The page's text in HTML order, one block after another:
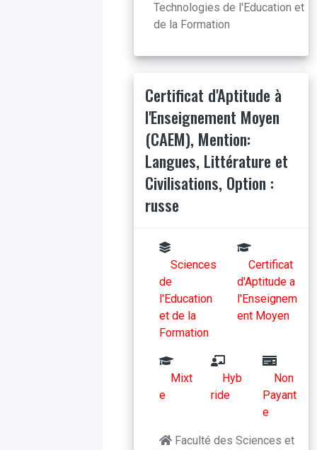
Technologies de l'Education et
de la Formation
Certificat d'Aptitude à
l'Enseignement Moyen
(CAEM), Mention:
Langues, Littérature et
Civilisations, Option :
russe
Sciences
de
l'Education
et de la
Formation
Certificat
d'Aptitude a
l'Enseignem
ent Moyen
Mixt
e
Hyb
ride
Non
Payant
e
Faculté des Sciences et